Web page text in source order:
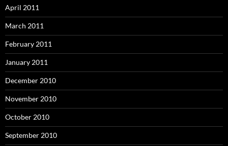
April 2011
March 2011
February 2011
January 2011
December 2010
November 2010
October 2010
September 2010